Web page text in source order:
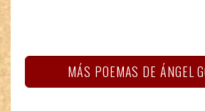
MÁS POEMAS DE ÁNGEL